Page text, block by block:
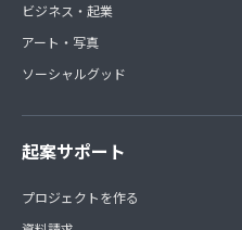
ビジネス・起業
アート・写真
ソーシャルグッド
起案サポート
プロジェクトを作る